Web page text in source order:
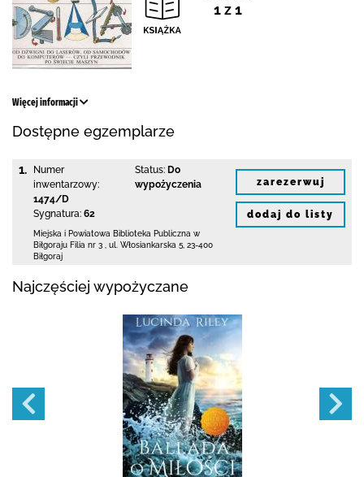
1 z 1
Więcej informacji
Dostępne egzemplarze
1.
Numer
inwentarzowy:
1474/D
Sygnatura: 62
Status: Do
wypożyczenia
Miejska i Powiatowa Biblioteka Publiczna w
Biłgoraju Filia nr 3
ul. Włosiankarska 5 23-400
Biłgoraj
zarezerwuj
dodaj do listy
Najczęściej wypożyczane